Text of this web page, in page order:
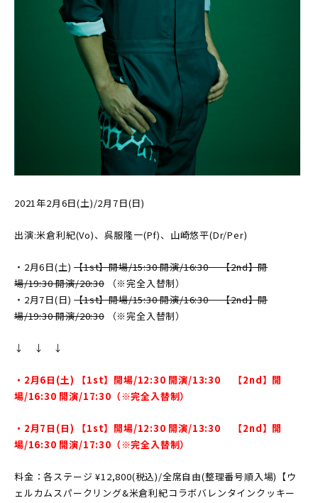
2021年2月6日(土)/2月7日(日)
出演:米倉利紀(Vo)、呉服隆一(Pf)、山崎悠平(Dr/Per)
・2月6日(土)【1st】開場/15:30 開演/16:30 【2nd】開
場/19:30 開演/20:30（※完全入替制）
・2月7日(日)【1st】開場/15:30 開演/16:30 【2nd】開
場/19:30 開演/20:30（※完全入替制）
↓ ↓ ↓
・2月6日(土) 【1st】開場/12:30 開演/13:30 【2nd】開
場/16:30 開演/17:30（※完全入替制）
・2月7日(日) 【1st】開場/12:30 開演/13:30 【2nd】開
場/16:30 開演/17:30（※完全入替制）
料金：各ステージ ¥12,800(税込)/全席自由(整理番号順入場)【ウ
ェルカムスパークリング&米倉利紀コラボバレンタインクッキー